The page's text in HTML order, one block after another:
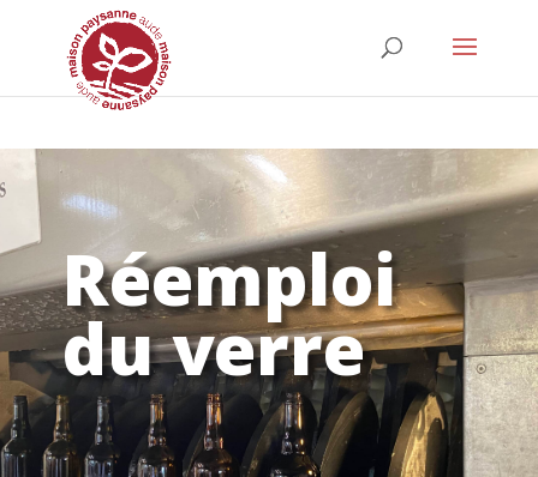
Strict-Transport-Security Content-Security-Policy X-Frame-Options X-
Content-Type-Options Referrer-Policy Permissions-Policy
Réemploi
du verre